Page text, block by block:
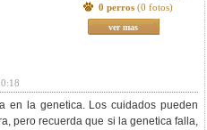
0 perros (0 fotos)
ver mas
en la genetica. Los cuidados pueden
pero recuerda que si la genetica falla,